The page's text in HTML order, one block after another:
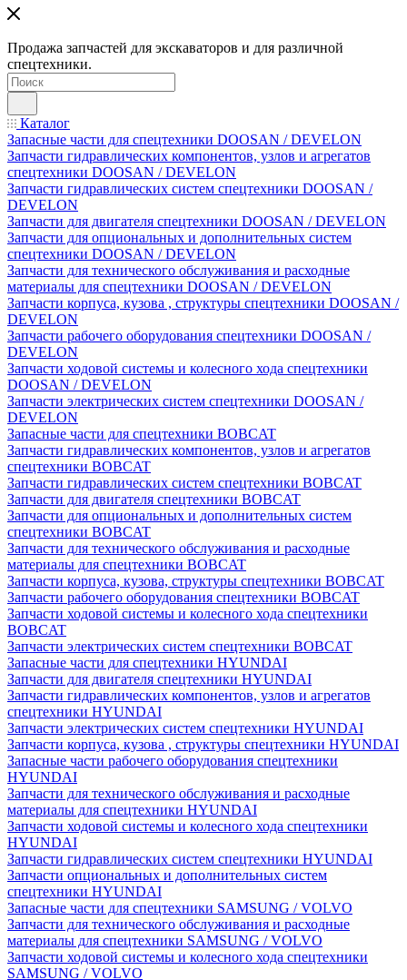
Продажа запчастей для экскаваторов и для различной
спецтехники.
Каталог
Запасные части для спецтехники DOOSAN / DEVELON
Запчасти гидравлических компонентов, узлов и агрегатов
спецтехники DOOSAN / DEVELON
Запчасти гидравлических систем спецтехники DOOSAN /
DEVELON
Запчасти для двигателя спецтехники DOOSAN / DEVELON
Запчасти для опциональных и дополнительных систем
спецтехники DOOSAN / DEVELON
Запчасти для технического обслуживания и расходные
материалы для спецтехники DOOSAN / DEVELON
Запчасти корпуса, кузова , структуры спецтехники DOOSAN /
DEVELON
Запчасти рабочего оборудования спецтехники DOOSAN /
DEVELON
Запчасти ходовой системы и колесного хода спецтехники
DOOSAN / DEVELON
Запчасти электрических систем спецтехники DOOSAN /
DEVELON
Запасные части для спецтехники BOBCAT
Запчасти гидравлических компонентов, узлов и агрегатов
спецтехники BOBCAT
Запчасти гидравлических систем спецтехники BOBCAT
Запчасти для двигателя спецтехники BOBCAT
Запчасти для опциональных и дополнительных систем
спецтехники BOBCAT
Запчасти для технического обслуживания и расходные
материалы для спецтехники BOBCAT
Запчасти корпуса, кузова, структуры спецтехники BOBCAT
Запчасти рабочего оборудования спецтехники BOBCAT
Запчасти ходовой системы и колесного хода спецтехники
BOBCAT
Запчасти электрических систем спецтехники BOBCAT
Запасные части для спецтехники HYUNDAI
Запчасти для двигателя спецтехники HYUNDAI
Запчасти гидравлических компонентов, узлов и агрегатов
спецтехники HYUNDAI
Запчасти электрических систем спецтехники HYUNDAI
Запчасти корпуса, кузова , структуры спецтехники HYUNDAI
Запасные части рабочего оборудования спецтехники
HYUNDAI
Запчасти для технического обслуживания и расходные
материалы для спецтехники HYUNDAI
Запчасти ходовой системы и колесного хода спецтехники
HYUNDAI
Запчасти гидравлических систем спецтехники HYUNDAI
Запчасти опциональных и дополнительных систем
спецтехники HYUNDAI
Запасные части для спецтехники SAMSUNG / VOLVO
Запчасти для технического обслуживания и расходные
материалы для спецтехники SAMSUNG / VOLVO
Запчасти ходовой системы и колесного хода спецтехники
SAMSUNG / VOLVO